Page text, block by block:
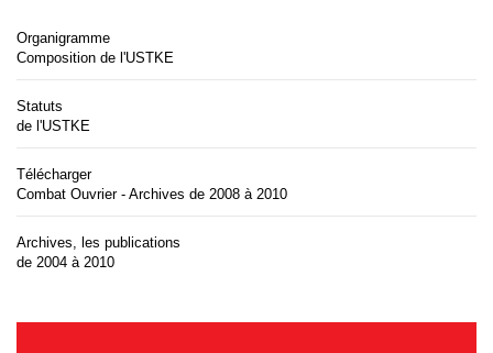
Organigramme
Composition de l'USTKE
Statuts
de l'USTKE
Télécharger
Combat Ouvrier - Archives de 2008 à 2010
Archives, les publications
de 2004 à 2010